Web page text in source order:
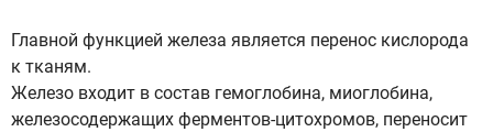
Главной функцией железа является перенос кислорода
к тканям.
Железо входит в состав гемоглобина, миоглобина,
железосодержащих ферментов-цитохромов, переносит